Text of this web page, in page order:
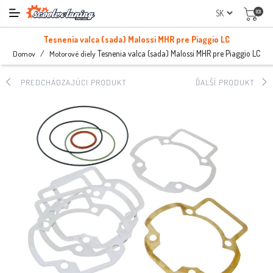
(0)
Tesnenia valca (sada) Malossi MHR pre Piaggio LC
Domov / Motorové dielyTesnenia valca (sada) Malossi MHR pre Piaggio LC
PREDCHÁDZAJÚCI PRODUKT ĎALŠÍ PRODUKT